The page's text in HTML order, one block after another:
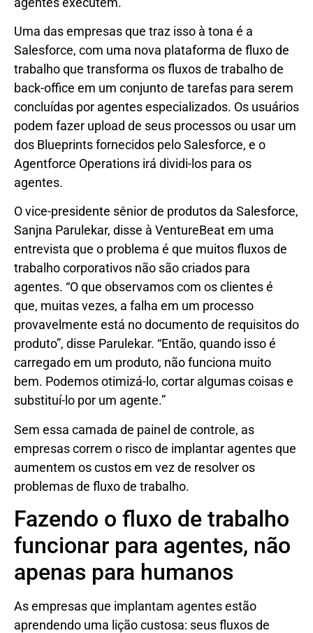
Uma das empresas que traz isso à tona é a
Salesforce, com uma nova plataforma de fluxo de
trabalho que transforma os fluxos de trabalho de
back-office em um conjunto de tarefas para serem
concluídas por agentes especializados. Os usuários
podem fazer upload de seus processos ou usar um
dos Blueprints fornecidos pelo Salesforce, e o
Agentforce Operations irá dividi-los para os
agentes.
O vice-presidente sênior de produtos da Salesforce,
Sanjna Parulekar, disse à VentureBeat em uma
entrevista que o problema é que muitos fluxos de
trabalho corporativos não são criados para
agentes. “O que observamos com os clientes é
que, muitas vezes, a falha em um processo
provavelmente está no documento de requisitos do
produto”, disse Parulekar. “Então, quando isso é
carregado em um produto, não funciona muito
bem. Podemos otimizá-lo, cortar algumas coisas e
substituí-lo por um agente.”
Sem essa camada de painel de controle, as
empresas correm o risco de implantar agentes que
aumentem os custos em vez de resolver os
problemas de fluxo de trabalho.
Fazendo o fluxo de trabalho
funcionar para agentes, não
apenas para humanos
As empresas que implantam agentes estão
aprendendo uma lição custosa: seus fluxos de